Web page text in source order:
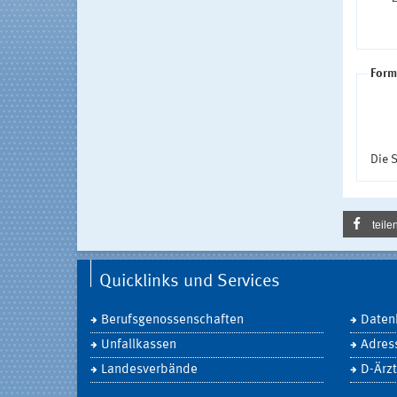
Die
Quicklinks und Services
Berufsgenossenschaften
Unfallkassen
Landesverbände
D-